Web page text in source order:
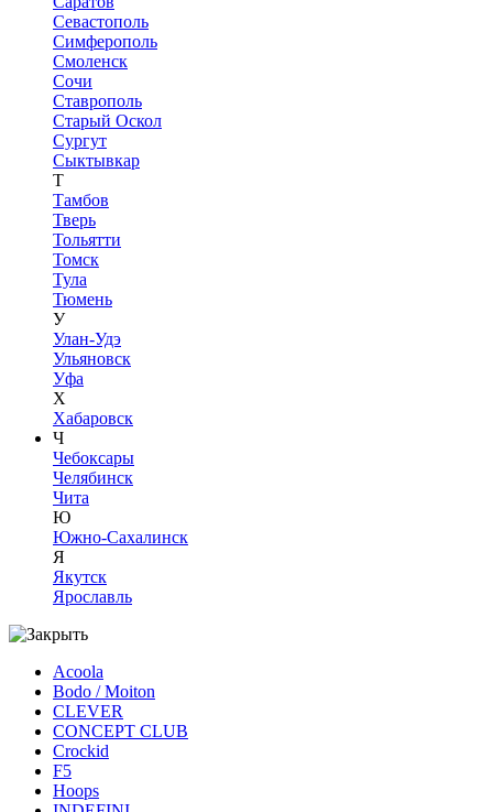
Севастополь
Симферополь
Смоленск
Сочи
Ставрополь
Старый Оскол
Сургут
Сыктывкар
Т
Тамбов
Тверь
Тольятти
Томск
Тула
Тюмень
У
Улан-Удэ
Ульяновск
Уфа
Х
Хабаровск
Ч
Чебоксары
Челябинск
Чита
Ю
Южно-Сахалинск
Я
Якутск
Ярославль
Acoola
Bodo / Moiton
CLEVER
CONCEPT CLUB
Crockid
F5
Hoops